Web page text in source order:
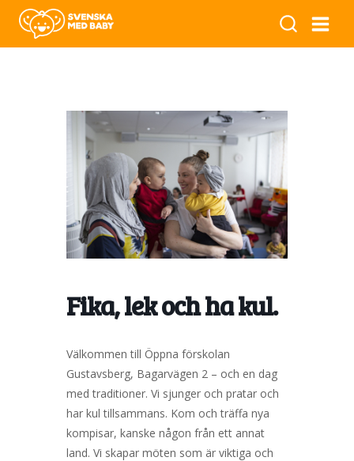
Fika, lek och ha kul.
Välkommen till Öppna förskolan
Gustavsberg, Bagarvägen 2 – och en dag
med traditioner. Vi sjunger och pratar och
har kul tillsammans. Kom och träffa nya
kompisar, kanske någon från ett annat
land. Vi skapar möten som är viktiga och